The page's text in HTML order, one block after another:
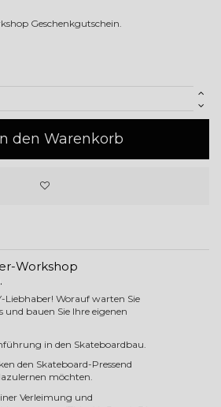
Geschenkgutschein.
den Warenkorb
Workshop
Liebhaber! Worauf warten Sie
bauen Sie Ihre eigenen
in den Skateboardbau.
den Skateboard-Pressend
möchten.
Verleimung und